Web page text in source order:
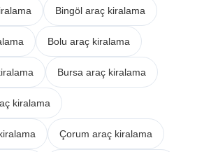
Bingöl araç kiralama
Bolu araç kiralama
Bursa araç kiralama
kiralama
Çorum araç kiralama